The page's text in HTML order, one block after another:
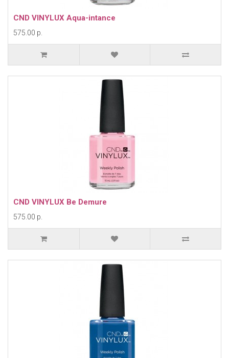
CND VINYLUX Aqua-intance
575.00 р.
CND VINYLUX Be Demure
575.00 р.